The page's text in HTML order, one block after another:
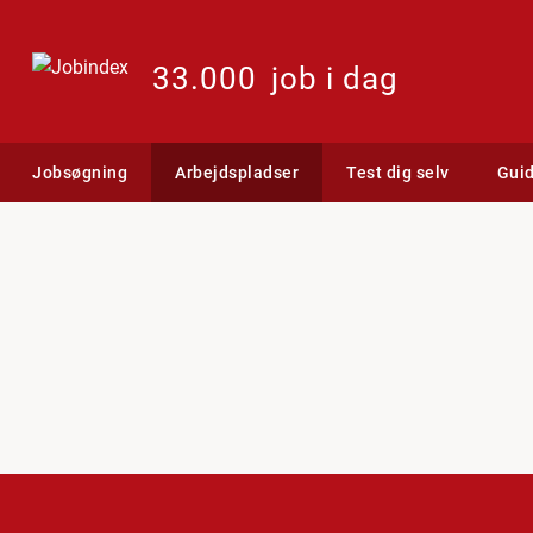
33.000 job i dag
Jobsøgning Arbejdspladser Test dig selv